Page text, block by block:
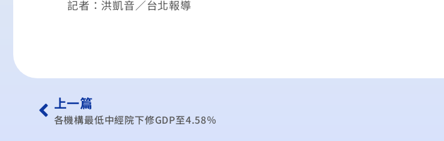
記者：洪凱音／台北報導
上一篇
各機構最低中經院下修GDP至4.58％